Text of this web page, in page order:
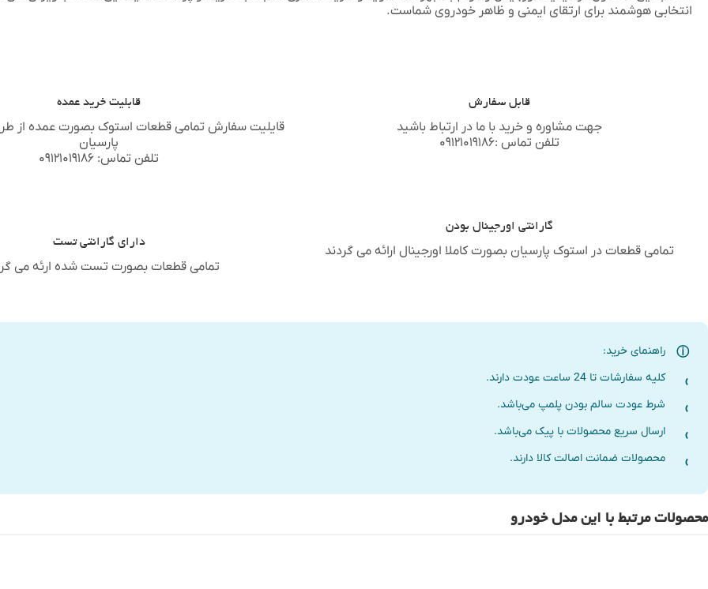
انتخابی هوشمند برای ارتقای ایمنی و ظاهر خودروی شماست.
قابل سفارش
جهت مشاوره و خرید با ما در ارتباط باشید
تلفن تماس :۰۹۱۲۱۰۱۹۱۸۶
گارانتی اورجینال بودن
تمامی قطعات در استوک پارسیان بصورت کاملا اورجینال ارائه می گردند
قابلیت خرید عمده
قایلیت سفارش تمامی قطعات استوک بصورت عمده از
پارسیان
تلفن تماس: ۰۹۱۲۱۰۱۹۱۸۶
دارای گارانتی تست
تمامی قطعات بصورت تست شده ارئه می
راهنمای خرید:
کلیه سفارشات تا 24 ساعت عودت دارند.
شرط عودت سالم بودن پلمپ می‌باشد.
ارسال سریع محصولات با پیک می‌باشد.
محصولات ضمانت اصالت کالا دارند.
محصولات مرتبط با این مدل خودرو